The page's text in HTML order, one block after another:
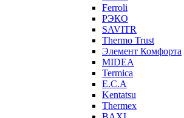
Ferroli
РЭКО
SAVITR
Thermo Trust
Элемент Комфорта
MIDEA
Termica
E.C.A
Kentatsu
Thermex